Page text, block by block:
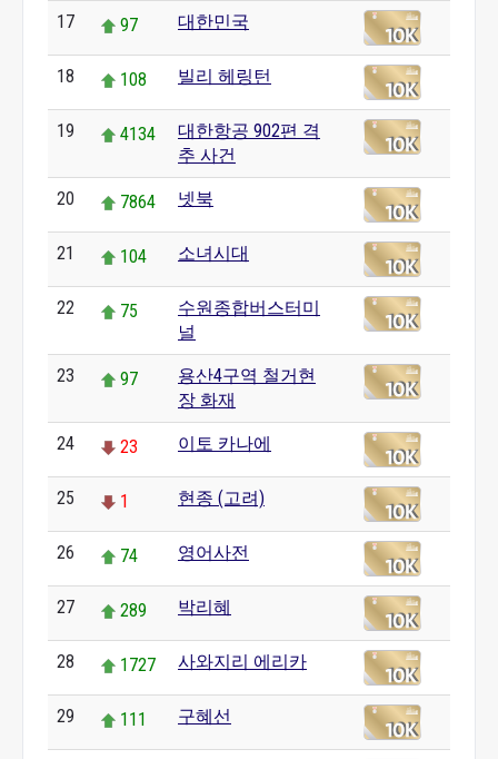
17 97 대한민국
18 108 빌리 헤링턴
19 4134
대한항공 902편 격
추 사건
20 7864 넷북
21 104 소녀시대
22 75
수원종합버스터미
널
23 97
용산4구역 철거현
장 화재
24 23 이토 카나에
25 1 현종 (고려)
26 74 영어사전
27 289 박리혜
28 1727 사와지리 에리카
29 111 구혜선